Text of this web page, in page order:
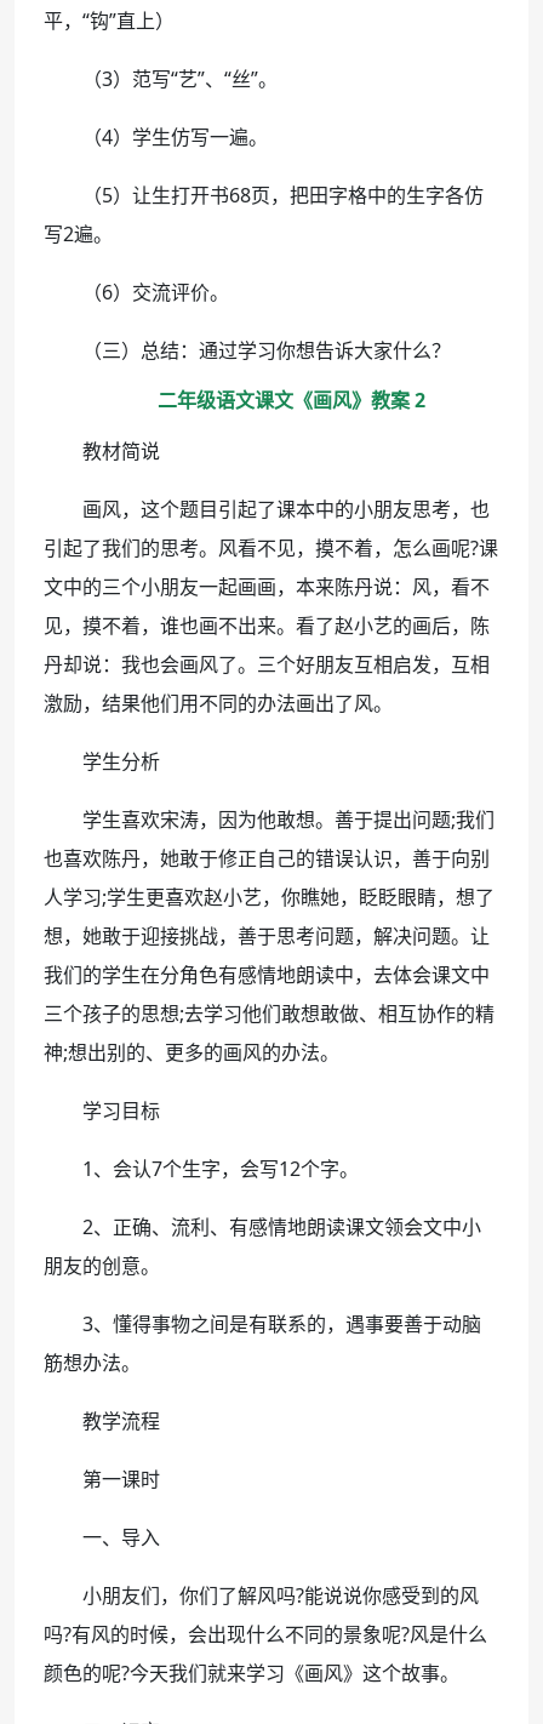
平，“钩”直上）
（3）范写“艺”、“丝”。
（4）学生仿写一遍。
（5）让生打开书68页，把田字格中的生字各仿
写2遍。
（6）交流评价。
（三）总结：通过学习你想告诉大家什么？
二年级语文课文《画风》教案 2
教材简说
画风，这个题目引起了课本中的小朋友思考，也
引起了我们的思考。风看不见，摸不着，怎么画呢?课
文中的三个小朋友一起画画，本来陈丹说：风，看不
见，摸不着，谁也画不出来。看了赵小艺的画后，陈
丹却说：我也会画风了。三个好朋友互相启发，互相
激励，结果他们用不同的办法画出了风。
学生分析
学生喜欢宋涛，因为他敢想。善于提出问题;我们
也喜欢陈丹，她敢于修正自己的错误认识，善于向别
人学习;学生更喜欢赵小艺，你瞧她，眨眨眼睛，想了
想，她敢于迎接挑战，善于思考问题，解决问题。让
我们的学生在分角色有感情地朗读中，去体会课文中
三个孩子的思想;去学习他们敢想敢做、相互协作的精
神;想出别的、更多的画风的办法。
学习目标
1、会认7个生字，会写12个字。
2、正确、流利、有感情地朗读课文领会文中小
朋友的创意。
3、懂得事物之间是有联系的，遇事要善于动脑
筋想办法。
教学流程
第一课时
一、导入
小朋友们，你们了解风吗?能说说你感受到的风
吗?有风的时候，会出现什么不同的景象呢?风是什么
颜色的呢?今天我们就来学习《画风》这个故事。